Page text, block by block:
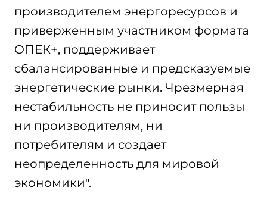
производителем энергоресурсов и
приверженным участником формата
ОПЕК+, поддерживает
сбалансированные и предсказуемые
энергетические рынки. Чрезмерная
нестабильность не приносит пользы
ни производителям, ни
потребителям и создает
неопределенность для мировой
экономики".